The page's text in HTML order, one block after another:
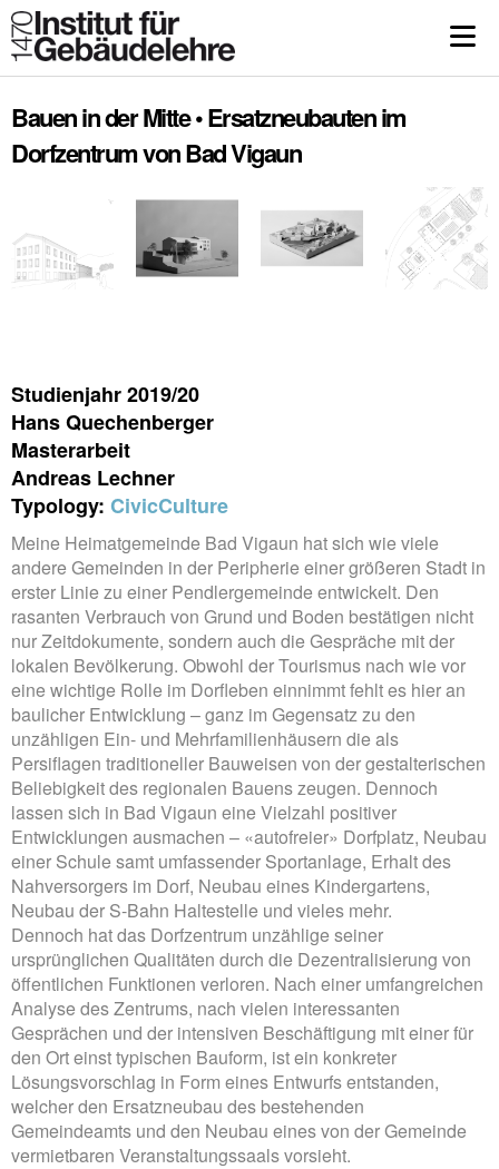
Bauen in der Mitte • Ersatzneubauten im
Dorfzentrum von Bad Vigaun
Studienjahr 2019/20
Hans Quechenberger
Masterarbeit
Andreas Lechner
Typology: CivicCulture
Meine Heimatgemeinde Bad Vigaun hat sich wie viele
andere Gemeinden in der Peripherie einer größeren Stadt in
erster Linie zu einer Pendlergemeinde entwickelt. Den
rasanten Verbrauch von Grund und Boden bestätigen nicht
nur Zeitdokumente, sondern auch die Gespräche mit der
lokalen Bevölkerung. Obwohl der Tourismus nach wie vor
eine wichtige Rolle im Dorfleben einnimmt fehlt es hier an
baulicher Entwicklung – ganz im Gegensatz zu den
unzähligen Ein- und Mehrfamilienhäusern die als
Persiflagen traditioneller Bauweisen von der gestalterischen
Beliebigkeit des regionalen Bauens zeugen. Dennoch
lassen sich in Bad Vigaun eine Vielzahl positiver
Entwicklungen ausmachen – «autofreier» Dorfplatz, Neubau
einer Schule samt umfassender Sportanlage, Erhalt des
Nahversorgers im Dorf, Neubau eines Kindergartens,
Neubau der S-Bahn Haltestelle und vieles mehr.
Dennoch hat das Dorfzentrum unzählige seiner
ursprünglichen Qualitäten durch die Dezentralisierung von
öffentlichen Funktionen verloren. Nach einer umfangreichen
Analyse des Zentrums, nach vielen interessanten
Gesprächen und der intensiven Beschäftigung mit einer für
den Ort einst typischen Bauform, ist ein konkreter
Lösungsvorschlag in Form eines Entwurfs entstanden,
welcher den Ersatzneubau des bestehenden
Gemeindeamts und den Neubau eines von der Gemeinde
vermietbaren Veranstaltungssaals vorsieht.